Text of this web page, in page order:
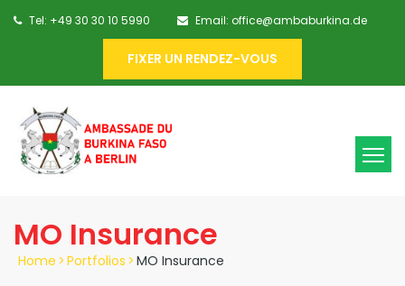
Tel: +49 30 30 10 5990 Email: office@ambaburkina.de
FIXER UN RENDEZ-VOUS
MO Insurance
Home > Portfolios > MO Insurance